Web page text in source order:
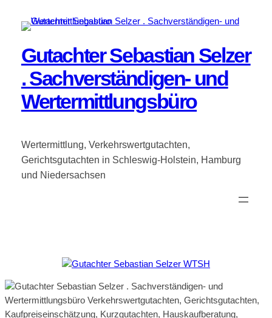
Inhalt
Gutachter Sebastian Selzer
. Sachverständigen- und
Wertermittlungsbüro
Wertermittlung, Verkehrswertgutachten,
Gerichtsgutachten in Schleswig-Holstein, Hamburg
und Niedersachsen